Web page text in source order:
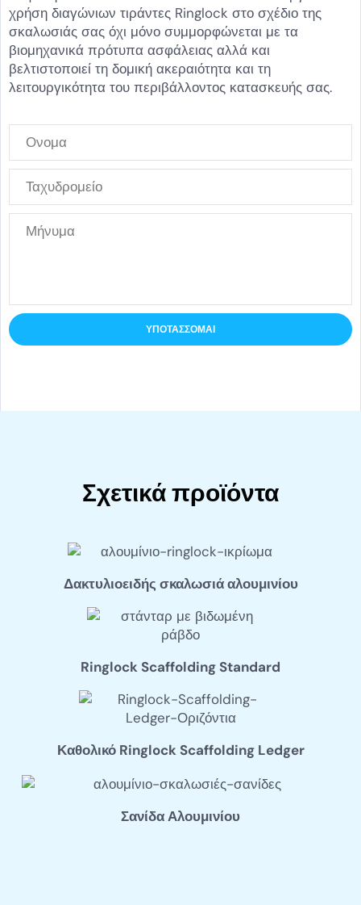
χρήση διαγώνιων τιράντες Ringlock στο σχέδιο της
σκαλωσιάς σας όχι μόνο συμμορφώνεται με τα
βιομηχανικά πρότυπα ασφάλειας αλλά και
βελτιστοποιεί τη δομική ακεραιότητα και τη
λειτουργικότητα του περιβάλλοντος κατασκευής σας.
ΥΠΟΤΆΣΣΟΜΑΙ
Σχετικά προϊόντα
Δακτυλιοειδής σκαλωσιά αλουμινίου
Ringlock Scaffolding Standard
Καθολικό Ringlock Scaffolding Ledger
Σανίδα Αλουμινίου